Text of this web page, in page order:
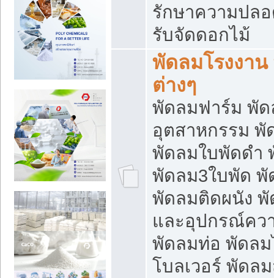
รักษาความปล
รับจัดดอกไม้
พัดลมโรงงา
ต่างๆ
พัดลมฟาร์ม พัด
อุตสาหกรรม
พัดลมใบพัดดำ
พัดลม3ใบพัด พั
พัดลมติดผนัง
และอุปกรณ์คว
พัดลมท่อ พัดลม
โบลเวอร์ พัดล